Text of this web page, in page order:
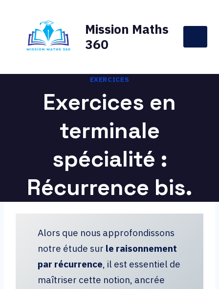
contenu
Mission Maths
360
EXERCICES
Exercices en
terminale
spécialité :
Récurrence bis.
Alors que nous approfondissons
notre étude sur le raisonnement
par récurrence, il est essentiel de
maîtriser cette notion, ancrée